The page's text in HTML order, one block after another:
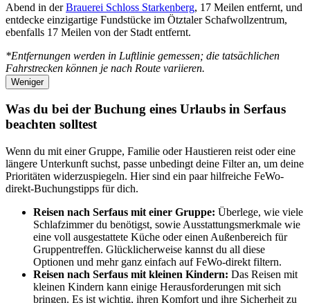
Abend in derBrauerei Schloss Starkenberg, 17 Meilen entfernt, und
entdecke einzigartige Fundstücke im Ötztaler Schafwollzentrum,
ebenfalls 17 Meilen von der Stadt entfernt.
*Entfernungen werden in Luftlinie gemessen; die tatsächlichen
Fahrstrecken können je nach Route variieren.
Weniger
Was du bei der Buchung eines Urlaubs in Serfaus
beachten solltest
Wenn du mit einer Gruppe, Familie oder Haustieren reist oder eine
längere Unterkunft suchst, passe unbedingt deine Filter an, um deine
Prioritäten widerzuspiegeln. Hier sind ein paar hilfreiche FeWo-
direkt-Buchungstipps für dich.
Reisen nach Serfaus mit einer Gruppe: Überlege, wie viele
Schlafzimmer du benötigst, sowie Ausstattungsmerkmale wie
eine voll ausgestattete Küche oder einen Außenbereich für
Gruppentreffen. Glücklicherweise kannst du all diese
Optionen und mehr ganz einfach auf FeWo-direkt filtern.
Reisen nach Serfaus mit kleinen Kindern: Das Reisen mit
kleinen Kindern kann einige Herausforderungen mit sich
bringen. Es ist wichtig, ihren Komfort und ihre Sicherheit zu